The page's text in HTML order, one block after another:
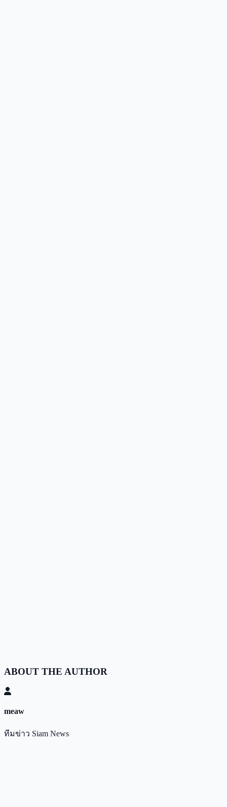
ABOUT THE AUTHOR
meaw
ทีมข่าว Siam News